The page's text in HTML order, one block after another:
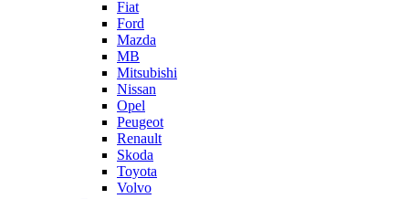
Fiat
Ford
Mazda
MB
Mitsubishi
Nissan
Opel
Peugeot
Renault
Skoda
Toyota
Volvo